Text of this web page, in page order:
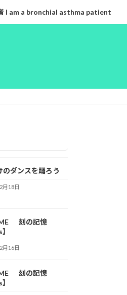
I am a bronchial asthma patient
のダンスを踊ろう
月18日
刻の記憶
月16日
刻の記憶